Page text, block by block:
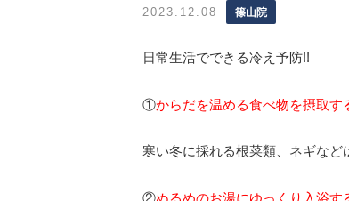
2023.12.08 篠山院
日常生活でできる冷え予防!!
①からだを温める食べ物を摂取す
寒い冬に採れる根菜類、ネギなど
②ぬるめのお湯にゆっくり入浴す